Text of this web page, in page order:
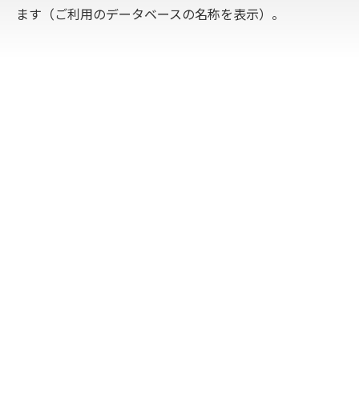
ます（ご利用のデータベースの名称を表示）。